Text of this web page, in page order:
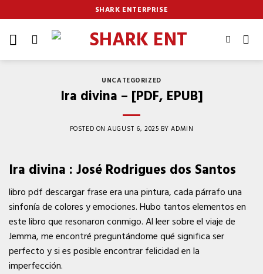
to
content
SHARK ENTERPRISE
UNCATEGORIZED
Ira divina – [PDF, EPUB]
POSTED ONAUGUST 6, 2025 BYADMIN
Ira divina : José Rodrigues dos Santos
libro pdf descargar frase era una pintura, cada párrafo una
sinfonía de colores y emociones. Hubo tantos elementos en
este libro que resonaron conmigo. Al leer sobre el viaje de
Jemma, me encontré preguntándome qué significa ser
perfecto y si es posible encontrar felicidad en la
imperfección.